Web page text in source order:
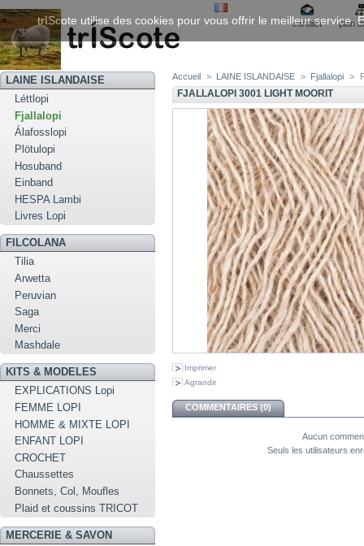
contact plan
LAINE ISLANDAISE
Léttlopi
Fjallalopi
Álafosslopi
Plötulopi
Hosuband
Einband
HESPA Lambi
Livres Lopi
FILCOLANA
Tilia
Arwetta
Peruvian
Saga
Merci
Mashdale
KITS & MODELES
EXPLICATIONS Lopi
FEMME LOPI
HOMME & MIXTE LOPI
ENFANT LOPI
CROCHET
Chaussettes
Bonnets, Col, Moufles
Plaid et coussins TRICOT
MERCERIE & SAVON
Accueil > LAINE ISLANDAISE > Fjallalopi >
FJALLALOPI 3001 LIGHT MOORIT
Imprimer
Agrandir
COMMENTAIRES (0)
Aucun
Seuls les utilisateurs
trIScote utilise des cookies pour vous offrir le meilleur